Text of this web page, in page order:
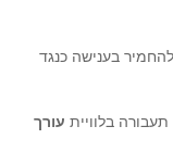
בענישה כנגד
בלוויית עורך